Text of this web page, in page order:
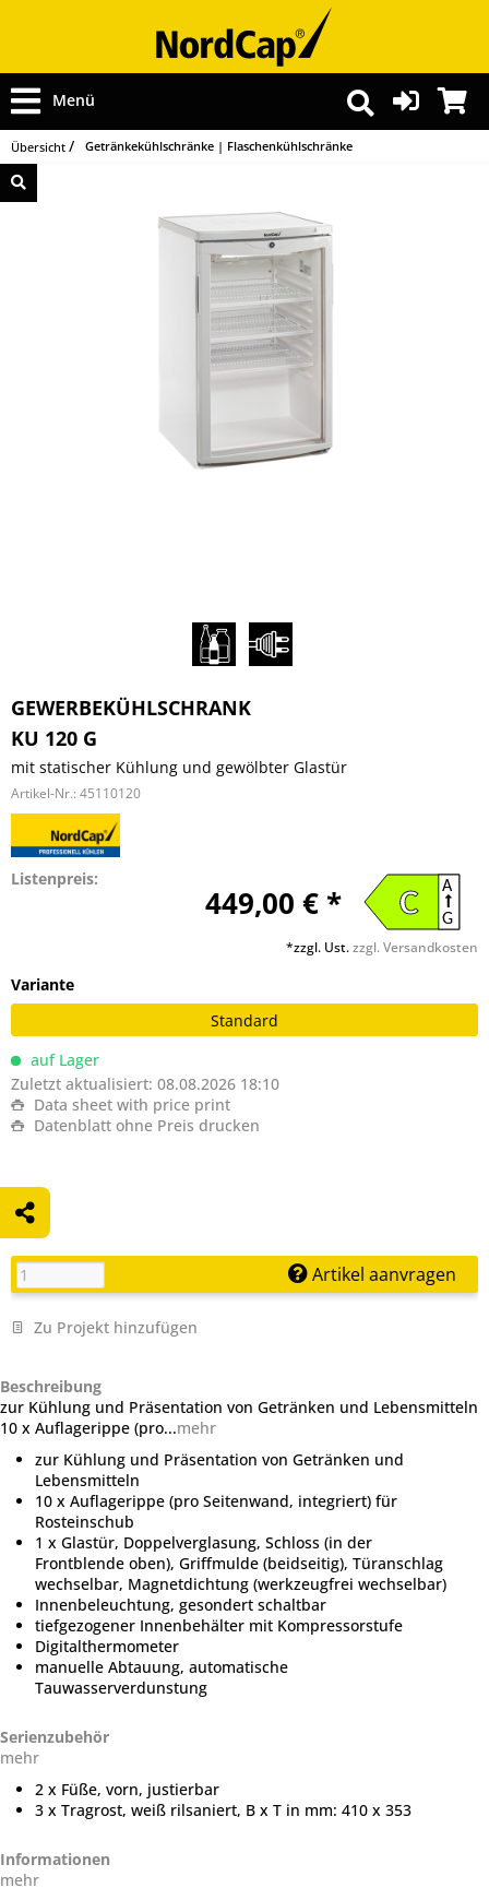
Menü
Übersicht Getränkekühlschränke | Flaschenkühlschränke
GEWERBEKÜHLSCHRANK
KU 120 G
mit statischer Kühlung und gewölbter Glastür
Artikel-Nr.: 45110120
Listenpreis:
449,00 € * A
G
C
*zzgl. Ust.zzgl. Versandkosten
Variante
Standard
auf Lager
Zuletzt aktualisiert: 08.08.2026 18:10
Data sheet with price print
Datenblatt ohne Preis drucken
Artikel aanvragen
Zu Projekt hinzufügen
Beschreibung
zur Kühlung und Präsentation von Getränken und Lebensmitteln
10 x Auflagerippe (pro...mehr
zur Kühlung und Präsentation von Getränken und
Lebensmitteln
10 x Auflagerippe (pro Seitenwand, integriert) für
Rosteinschub
1 x Glastür, Doppelverglasung, Schloss (in der
Frontblende oben), Griffmulde (beidseitig), Türanschlag
wechselbar, Magnetdichtung (werkzeugfrei wechselbar)
Innenbeleuchtung, gesondert schaltbar
tiefgezogener Innenbehälter mit Kompressorstufe
Digitalthermometer
manuelle Abtauung, automatische
Tauwasserverdunstung
Serienzubehör
mehr
2 x Füße, vorn, justierbar
3 x Tragrost, weiß rilsaniert, B x T in mm: 410 x 353
Informationen
mehr